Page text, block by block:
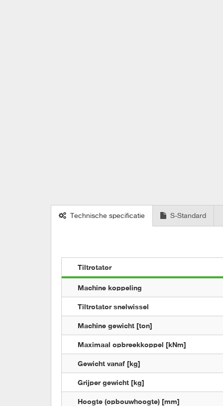
Technische specificatie S-Standard
Tiltrotator
Machine koppeling
Tiltrotator snelwissel
Machine gewicht [ton]
Maximaal opbreekkoppel [kNm]
Gewicht vanaf [kg]
Grijper gewicht [kg]
Hoogte (opbouwhoogte) [mm]